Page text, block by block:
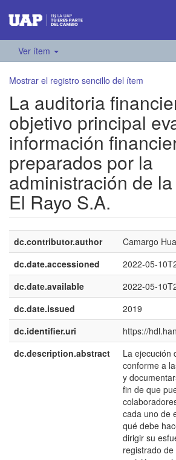
Ver ítem
Mostrar el registro sencillo del ítem
La auditoria
objetivo principal
información
preparados por la
administración de
El Rayo S.A.
dc.contributor.author
Camargo
dc.date.accessioned
2022-05-
dc.date.available
2022-05-
dc.date.issued
2019
dc.identifier.uri
https://
dc.description.abstract
La ejecución
conforme a
y
fin de que
cada uno de
qué debe
dirigir su
registrado de